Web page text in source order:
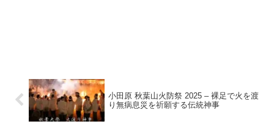
小田原 秋葉山火防祭 2025 – 裸足で火を渡
り無病息災を祈願する伝統神事